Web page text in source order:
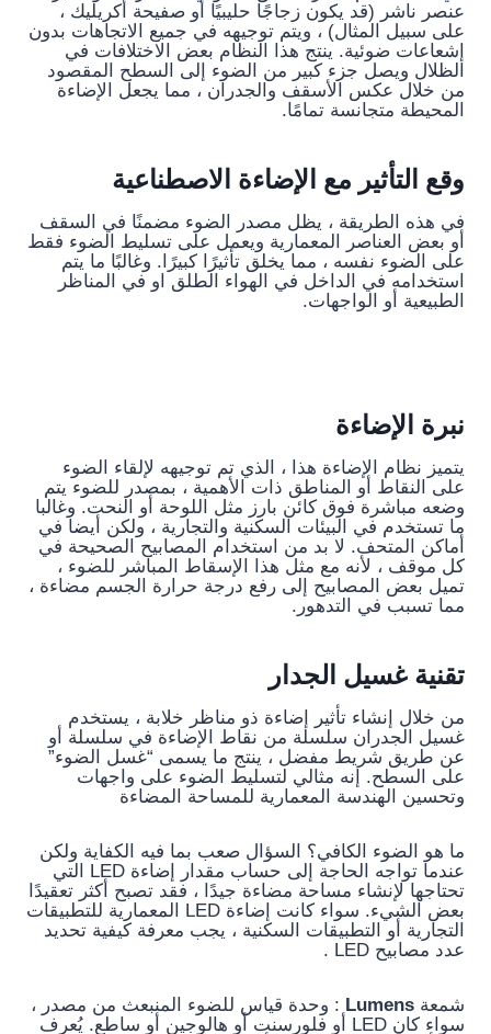
عنصر ناشر (قد يكون زجاجًا حليبيًا أو صفيحة أكريليك ،
على سبيل المثال) ، ويتم توجيهه في جميع الاتجاهات بدون
إشعاعات ضوئية. ينتج هذا النظام بعض الاختلافات في
الظلال ويصل جزء كبير من الضوء إلى السطح المقصود
من خلال عكس الأسقف والجدران ، مما يجعل الإضاءة
المحيطة متجانسة تمامًا.
وقع التأثير مع الإضاءة الاصطناعية
في هذه الطريقة ، يظل مصدر الضوء مضمنًا في السقف
أو بعض العناصر المعمارية ويعمل على تسليط الضوء فقط
على الضوء نفسه ، مما يخلق تأثيرًا كبيرًا. وغالبًا ما يتم
استخدامه في الداخل في الهواء الطلق او في المناظر
الطبيعية أو الواجهات.
نبرة الإضاءة
يتميز نظام الإضاءة هذا ، الذي تم توجيهه لإلقاء الضوء
على النقاط أو المناطق ذات الأهمية ، بمصدر للضوء يتم
وضعه مباشرة فوق كائن بارز مثل اللوحة أو النحت. وغالبا
ما تستخدم في البيئات السكنية والتجارية ، ولكن أيضا في
أماكن المتحف. لا بد من استخدام المصابيح الصحيحة في
كل موقف ، لأنه مع مثل هذا الإسقاط المباشر للضوء ،
تميل بعض المصابيح إلى رفع درجة حرارة الجسم مضاءة ،
مما تسبب في التدهور.
تقنية غسيل الجدار
من خلال إنشاء تأثير إضاءة ذو مناظر خلابة ، يستخدم
غسيل الجدران سلسلة من نقاط الإضاءة في سلسلة أو
عن طريق شريط مفضل ، ينتج ما يسمى “غسل الضوء”
على السطح. إنه مثالي لتسليط الضوء على واجهات
وتحسين الهندسة المعمارية للمساحة المضاءة
ما هو الضوء الكافي؟ السؤال صعب بما فيه الكفاية ولكن
عندما تواجه الحاجة إلى حساب مقدار إضاءة LED التي
تحتاجها لإنشاء مساحة مضاءة جيدًا ، فقد تصبح أكثر تعقيدًا
بعض الشيء. سواء كانت إضاءة LED المعمارية للتطبيقات
التجارية أو التطبيقات السكنية ، يجب معرفة كيفية تحديد
عدد مصابيح LED .
شمعة Lumens : وحدة قياس للضوء المنبعث من مصدر ،
سواء كان LED أو فلورسنت أو هالوجين أو ساطع. يُعرف